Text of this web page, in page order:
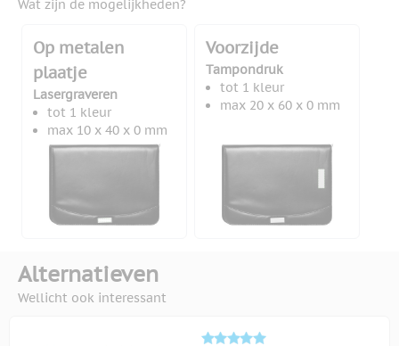
Wat zijn de mogelijkheden?
Op metalen
plaatje
Lasergraveren
tot 1 kleur
max 10 x 40 x 0 mm
Voorzijde
Tampondruk
tot 1 kleur
max 20 x 60 x 0 mm
Alternatieven
Wellicht ook interessant